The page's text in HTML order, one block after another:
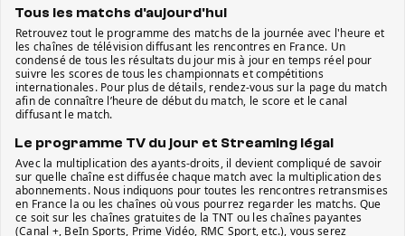
Tous les matchs d'aujourd'hui
Retrouvez tout le programme des matchs de la journée avec l'heure et
les chaînes de télévision diffusant les rencontres en France. Un
condensé de tous les résultats du jour mis à jour en temps réel pour
suivre les scores de tous les championnats et compétitions
internationales. Pour plus de détails, rendez-vous sur la page du match
afin de connaître l’heure de début du match, le score et le canal
diffusant le match.
Le programme TV du jour et Streaming légal
Avec la multiplication des ayants-droits, il devient compliqué de savoir
sur quelle chaîne est diffusée chaque match avec la multiplication des
abonnements. Nous indiquons pour toutes les rencontres retransmises
en France la ou les chaînes où vous pourrez regarder les matchs. Que
ce soit sur les chaînes gratuites de la TNT ou les chaînes payantes
(Canal +, BeIn Sports, Prime Vidéo, RMC Sport, etc.), vous serez